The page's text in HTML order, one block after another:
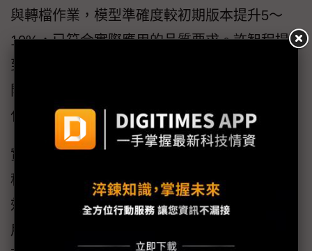
與轉檔作業，模型準確度較初期版本提升5～
10%，已符合實際應用的品質要求。許智程提
到，高效能運算資源的導入不僅加速模型迭代
開發週期，更推動地端系統反應速度的全面優
化，大幅提升現場操作人員對系統的信賴度。
實際運行結果顯示，系統能即時識別潛在的製
程異常，提供精準的故障診斷與維修建議，有
效降低人為疏失風險。操作介面設計直覺易
用，現場人員能快速上手，無需長時間訓練即